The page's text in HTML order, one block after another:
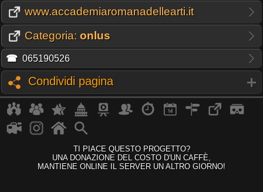
www.accademiaromanadellearti.it
Categoria: onlus
☎ 065190526
Condividi pagina
TI PIACE QUESTO PROGETTO?
UNA DONAZIONE DEL COSTO D'UN CAFFÈ,
MANTIENE ONLINE IL SERVER UN ALTRO GIORNO!